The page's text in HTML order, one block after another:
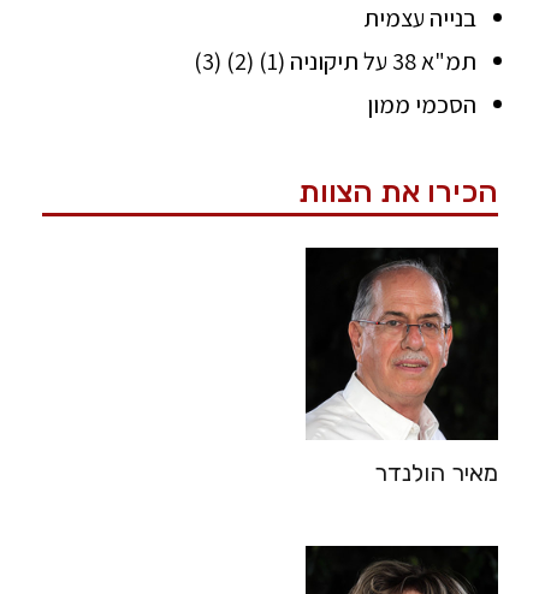
בנייה עצמית
תמ"א 38 על תיקוניה (1) (2) (3)
הסכמי ממון
הכירו את הצוות
מאיר הולנדר